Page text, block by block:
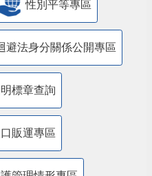
性別平等專區
避法身分關係公開專區
標章查詢
販運專區